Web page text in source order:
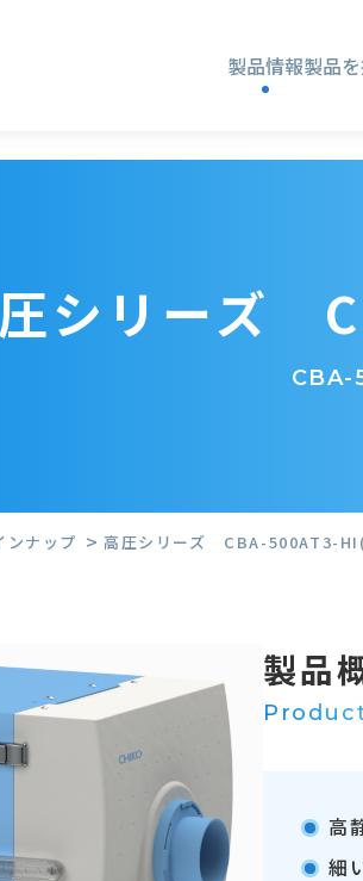
製品情報製品
シリーズ
CBA-
ンナップ 高圧シリーズ CBA-500AT3-
製品
高
細